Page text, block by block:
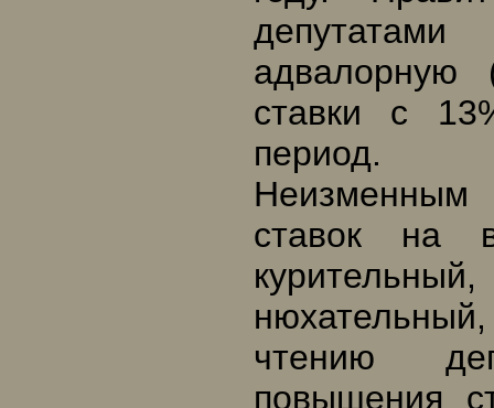
адвалорную
ставки с
период.
ставок на
чтению
повышения